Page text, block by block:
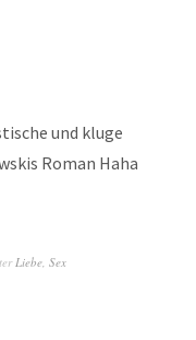
und kluge
Roman Haha
Liebe Sex